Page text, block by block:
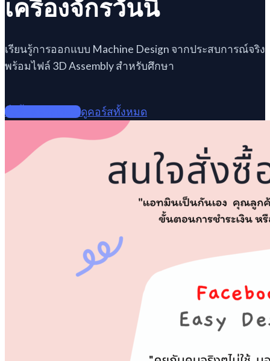
เครื่องจักรวันนี้
เรียนรู้การออกแบบ Machine Design จากประสบการณ์จริง
พร้อมไฟล์ 3D Assembly สำหรับศึกษา
สั่งซื้อคอร์สเรียน ดูคอร์สทั้งหมด